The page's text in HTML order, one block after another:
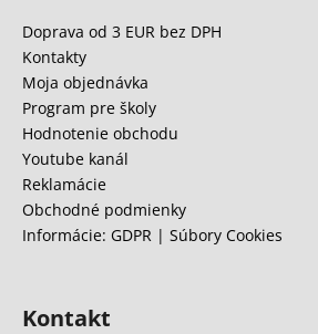
Doprava od 3 EUR bez DPH
Kontakty
Moja objednávka
Program pre školy
Hodnotenie obchodu
Youtube kanál
Reklamácie
Obchodné podmienky
Informácie: GDPR | Súbory Cookies
Kontakt